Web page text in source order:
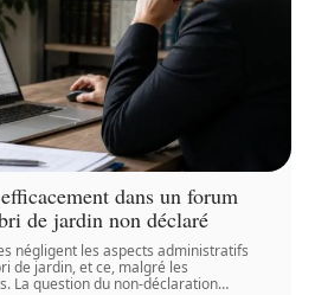
dans un forum
de jardin non déclaré
négligent les aspects administratifs
de jardin, et ce, malgré les
La question du non-déclaration…